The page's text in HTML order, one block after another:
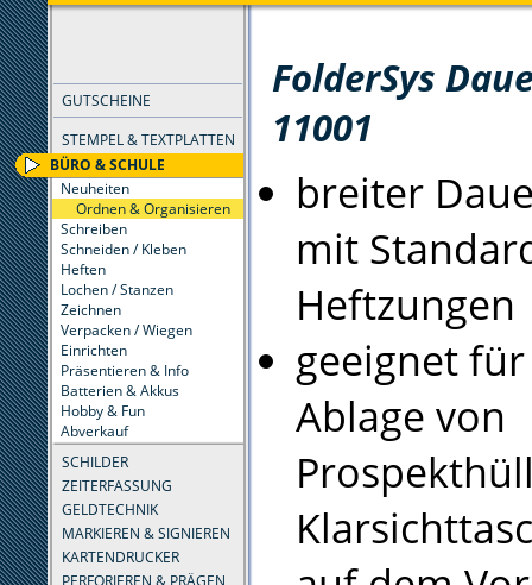
GUTSCHEINE
STEMPEL & TEXTPLATTEN
BÜRO & SCHULE
Neuheiten
Ordnen & Organisieren
Schreiben
Schneiden / Kleben
Heften
Lochen / Stanzen
Zeichnen
Verpacken / Wiegen
Einrichten
Präsentieren & Info
Batterien & Akkus
Hobby & Fun
Abverkauf
SCHILDER
ZEITERFASSUNG
GELDTECHNIK
MARKIEREN & SIGNIEREN
KARTENDRUCKER
PERFORIEREN & PRÄGEN
FolderSys
11001
breiter
mit
Heftzungen
geeignet
Ablage von